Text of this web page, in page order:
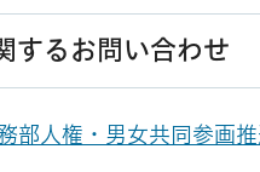
するお問い合わせ
部人権・男女共同参画